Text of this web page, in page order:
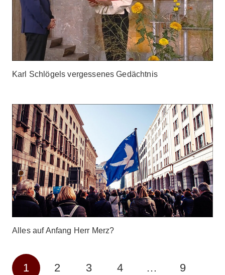
Karl Schlögels vergessenes Gedächtnis
Alles auf Anfang Herr Merz?
1 2 3 4 … 9